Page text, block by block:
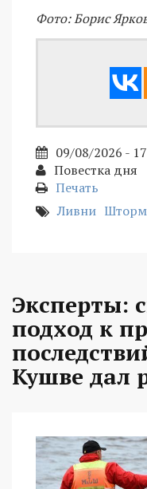
Фото: Борис
09/08/2026 -
Повестка дня
Печать
Ливни
Эксперты:
подход к
Кушве дал